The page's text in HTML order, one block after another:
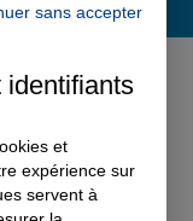
LE
0
pour le
sans accepter
identifiants
et
expérience sur
servent à